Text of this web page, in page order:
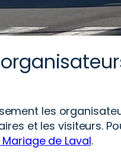
les
et les visiteurs.
de Laval.